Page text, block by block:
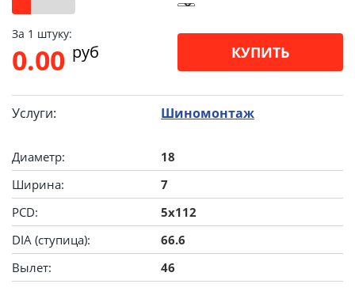
За 1 штуку:
0.00 pуб КУПИТЬ
Услуги: Шиномонтаж
Диаметр:
18
Ширина:
7
PCD:
5x112
DIA (ступица):
66.6
Вылет:
46